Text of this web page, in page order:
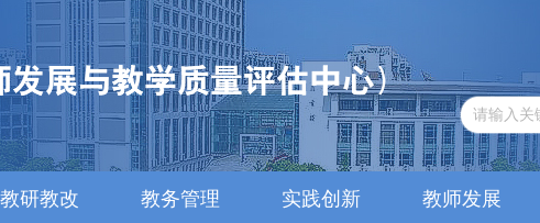
教研教改 教务管理 实践创新 教师发展